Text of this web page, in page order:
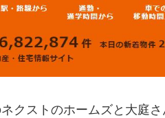
クストのホームズと大庭